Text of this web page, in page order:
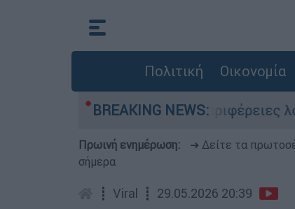
Πολιτική Οικονομία
BREAKING NEWS:
Αττική και 6 περιφέρειες λόγω
Πρωινή ενημέρωση: ➔ Δείτε τα
σήμερα
┋ Viral ┋ 29.05.2026 20:39